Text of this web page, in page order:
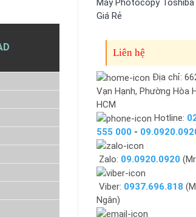
Máy Photocopy Toshiba
Giá Rẻ
Liên hệ
Địa chỉ:
Vạn Hạnh, Phường Hòa
HCM
Hotline:
555 000 -
Zalo: 09.0920.0920
Viber: 0937.696.818
Ngân)